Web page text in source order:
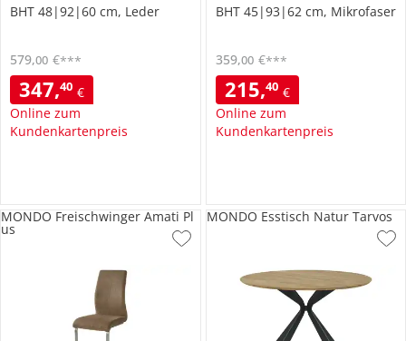
BHT 48|92|60 cm, Leder
347,40 €
Online zum
Kundenkartenpreis
579,00 €***
BHT 45|93|62 cm, Mikrofaser
215,40 €
Online zum
Kundenkartenpreis
359,00 €***
MONDO Freischwinger Amati Pl
us
MONDO Esstisch Natur Tarvos